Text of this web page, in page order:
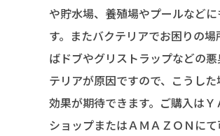
や貯水場、養殖場やプールなど
す。またバクテリアでお困りの場
ばドブやグリストラップなどの
テリアが原因ですので、こうした
効果が期待できます。ご購入はＹ
ショップまたはＡＭＡＺＯＮに